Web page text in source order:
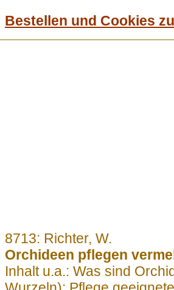
Bestellen und Cookies
8713: Richter, W.
Orchideen pflegen
Inhalt u.a.: Was sind